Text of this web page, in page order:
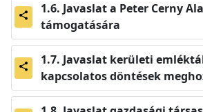
share
Javaslat a Peter Cerny
támogatására
share
Javaslat kerületi
kapcsolatos döntések